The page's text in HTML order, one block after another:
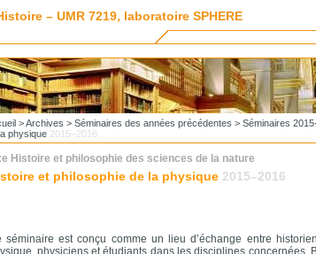
– UMR 7219, laboratoire SPHERE
>Archives > Séminaires des années précédentes > Séminaires
physique 2015–2016
Histoire et philosophie des sciences de la nature
et philosophie de la physique 2015–2016
séminaire est conçu comme un lieu d’échange entre
physiciens et étudiants dans les disciplines concernées.